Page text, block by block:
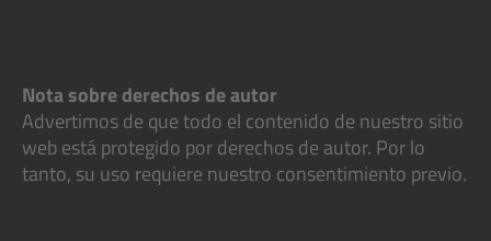
Nota sobre derechos de autor
Advertimos de que todo el contenido de nuestro sitio
web está protegido por derechos de autor. Por lo
tanto, su uso requiere nuestro consentimiento previo.